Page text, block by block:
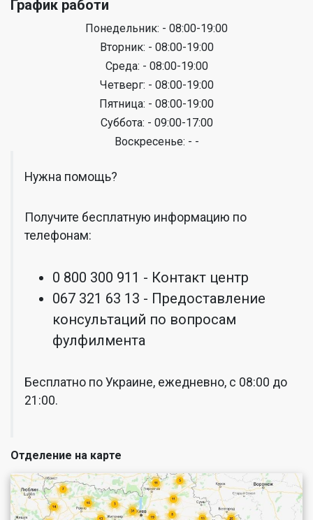
График работи
Понедельник: - 08:00-19:00
Вторник: - 08:00-19:00
Среда: - 08:00-19:00
Четверг: - 08:00-19:00
Пятница: - 08:00-19:00
Суббота: - 09:00-17:00
Воскресенье: - -
Нужна помощь?
Получите бесплатную информацию по
телефонам:
0 800 300 911 - Контакт центр
067 321 63 13 - Предоставление
консультаций по вопросам
фулфилмента
Бесплатно по Украине, ежедневно, с 08:00 до
21:00.
Отделение на карте